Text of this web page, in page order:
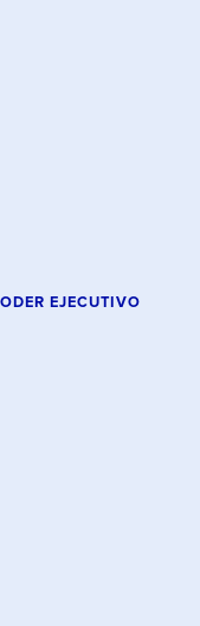
EJECUTIVO